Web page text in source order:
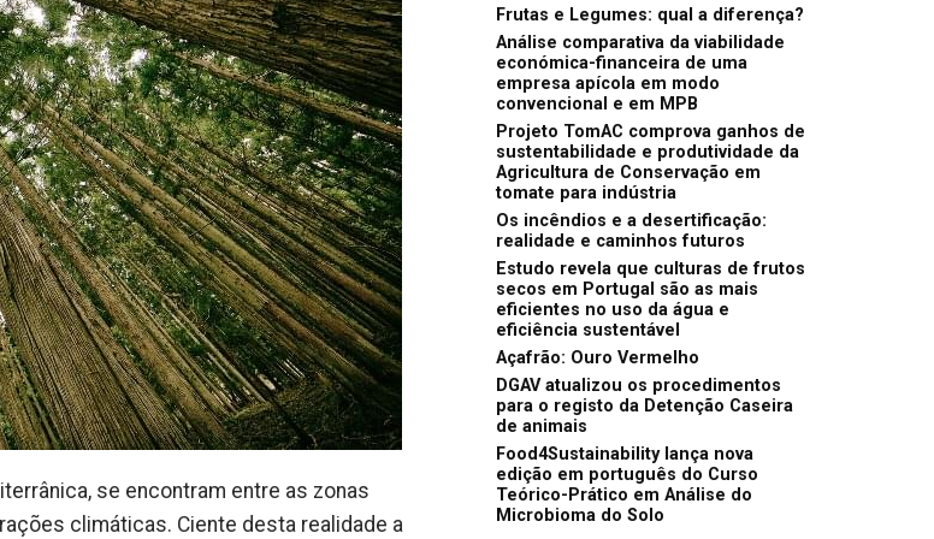
se encontram entre as zonas
climáticas. Ciente desta realidade a
Frutas e Legumes: qual a diferença?
Análise comparativa da viabilidade
económica-financeira de uma
empresa apícola em modo
convencional e em MPB
Projeto TomAC comprova ganhos de
sustentabilidade e produtividade da
Agricultura de Conservação em
tomate para indústria
Os incêndios e a desertificação:
realidade e caminhos futuros
Estudo revela que culturas de frutos
secos em Portugal são as mais
eficientes no uso da água e
eficiência sustentável
Açafrão: Ouro Vermelho
DGAV atualizou os procedimentos
para o registo da Detenção Caseira
de animais
Food4Sustainability lança nova
edição em português do Curso
Teórico-Prático em Análise do
Microbioma do Solo